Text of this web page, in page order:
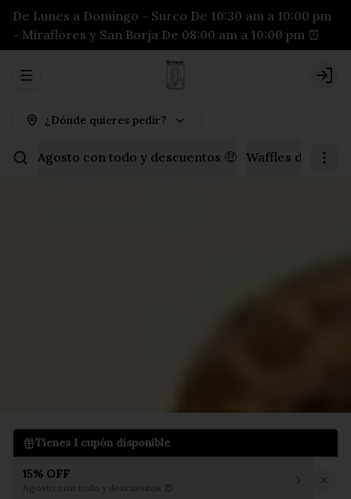
De Lunes a Domingo - Surco De 10:30 am a 10:00 pm
- Miraflores y San Borja De 08:00 am a 10:00 pm ⏰
Abrir menu de navegación
¿Dónde quieres pedir?
Agosto con todo y descuentos 🤑 Waffles dulces
Tienes 1 cupón disponible
15% OFF
Agosto con todo y descuentos 😎